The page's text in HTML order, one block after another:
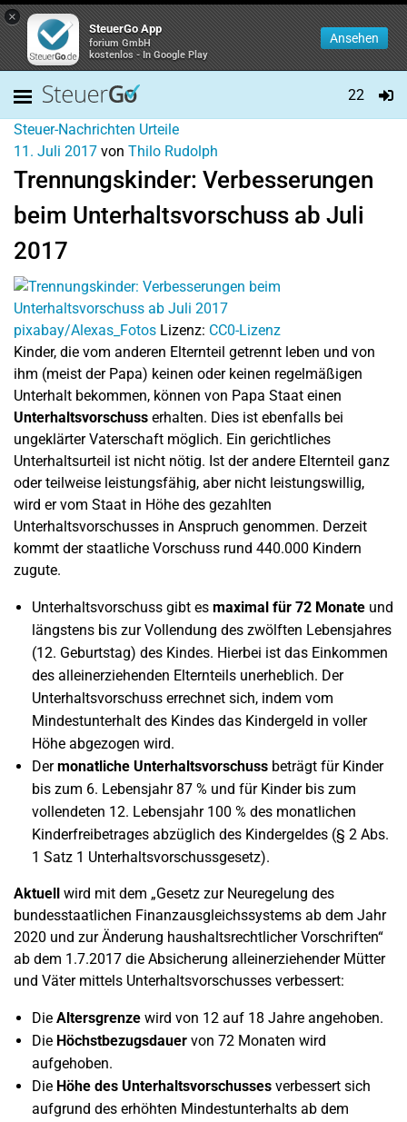
×
SteuerGo App
forium GmbH
kostenlos - In Google Play
Ansehen
22
Steuer-Nachrichten Urteile
11. Juli 2017 von Thilo Rudolph
Trennungskinder: Verbesserungen
beim Unterhaltsvorschuss ab Juli
2017
pixabay/Alexas_Fotos Lizenz: CC0-Lizenz
Kinder, die vom anderen Elternteil getrennt leben und von
ihm (meist der Papa) keinen oder keinen regelmäßigen
Unterhalt bekommen, können von Papa Staat einen
Unterhaltsvorschuss erhalten. Dies ist ebenfalls bei
ungeklärter Vaterschaft möglich. Ein gerichtliches
Unterhaltsurteil ist nicht nötig. Ist der andere Elternteil ganz
oder teilweise leistungsfähig, aber nicht leistungswillig,
wird er vom Staat in Höhe des gezahlten
Unterhaltsvorschusses in Anspruch genommen. Derzeit
kommt der staatliche Vorschuss rund 440.000 Kindern
zugute.
Unterhaltsvorschuss gibt es maximal für 72 Monate und
längstens bis zur Vollendung des zwölften Lebensjahres
(12. Geburtstag) des Kindes. Hierbei ist das Einkommen
des alleinerziehenden Elternteils unerheblich. Der
Unterhaltsvorschuss errechnet sich, indem vom
Mindestunterhalt des Kindes das Kindergeld in voller
Höhe abgezogen wird.
Dermonatliche Unterhaltsvorschuss beträgt für Kinder
bis zum 6. Lebensjahr 87 % und für Kinder bis zum
vollendeten 12. Lebensjahr 100 % des monatlichen
Kinderfreibetrages abzüglich des Kindergeldes (§ 2 Abs.
1 Satz 1 Unterhaltsvorschussgesetz).
Aktuell wird mit dem „Gesetz zur Neuregelung des
bundesstaatlichen Finanzausgleichssystems ab dem Jahr
2020 und zur Änderung haushaltsrechtlicher Vorschriften“
ab dem 1.7.2017 die Absicherung alleinerziehender Mütter
und Väter mittels Unterhaltsvorschusses verbessert:
Die Altersgrenze wird von 12 auf 18 Jahre angehoben.
Die Höchstbezugsdauer von 72 Monaten wird
aufgehoben.
Die Höhe des Unterhaltsvorschusses verbessert sich
aufgrund des erhöhten Mindestunterhalts ab dem